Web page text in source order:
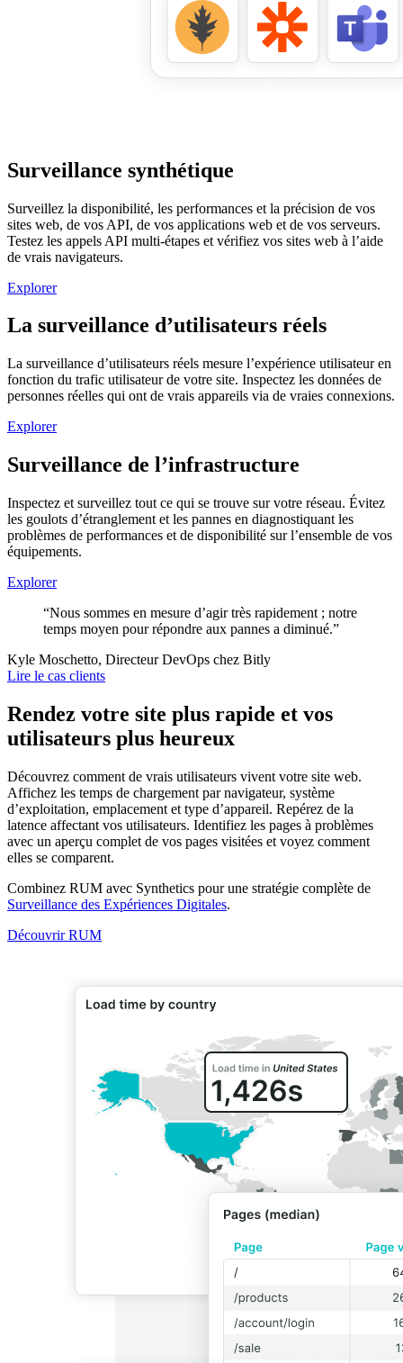
Surveillance synthétique
Surveillez la disponibilité, les performances et la précision de vos
sites web, de vos API, de vos applications web et de vos serveurs.
Testez les appels API multi-étapes et vérifiez vos sites web à l’aide
de vrais navigateurs.
Explorer
La surveillance d’utilisateurs réels
La surveillance d’utilisateurs réels mesure l’expérience utilisateur en
fonction du trafic utilisateur de votre site. Inspectez les données de
personnes réelles qui ont de vrais appareils via de vraies connexions.
Explorer
Surveillance de l’infrastructure
Inspectez et surveillez tout ce qui se trouve sur votre réseau. Évitez
les goulots d’étranglement et les pannes en diagnostiquant les
problèmes de performances et de disponibilité sur l’ensemble de vos
équipements.
Explorer
“Nous sommes en mesure d’agir très rapidement ; notre
temps moyen pour répondre aux pannes a diminué.”
Kyle Moschetto, Directeur DevOps chez Bitly
Lire le cas clients
Rendez votre site plus rapide et vos
utilisateurs plus heureux
Découvrez comment de vrais utilisateurs vivent votre site web.
Affichez les temps de chargement par navigateur, système
d’exploitation, emplacement et type d’appareil. Repérez de la
latence affectant vos utilisateurs. Identifiez les pages à problèmes
avec un aperçu complet de vos pages visitées et voyez comment
elles se comparent.
Combinez RUM avec Synthetics pour une stratégie complète de
Surveillance des Expériences Digitales.
Découvrir RUM